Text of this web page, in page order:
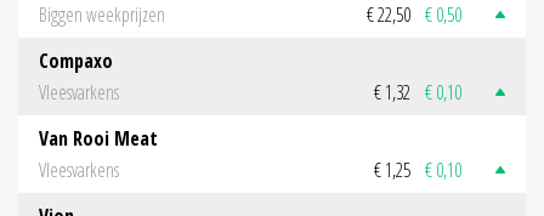
Biggen weekprijzen
€ 22,50 € 0,50
Compaxo
Vleesvarkens
€ 1,32 € 0,10
Van Rooi Meat
Vleesvarkens
€ 1,25 € 0,10